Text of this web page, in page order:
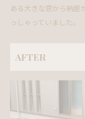
ある大きな窓から納屋
っしゃっていました。
AFTER